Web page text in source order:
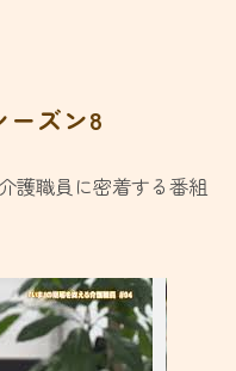
ーズン8
護職員に密着する番組